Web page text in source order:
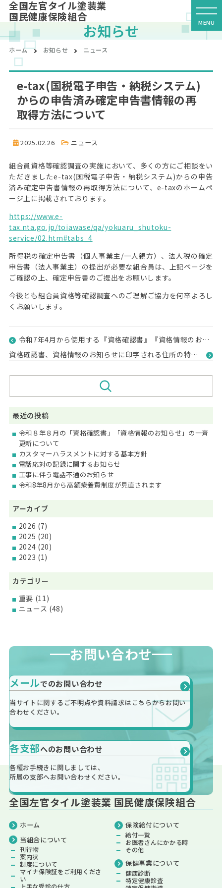
全国左官タイル塗装業
国民健康保険組合
お知らせ
ホーム お知らせ ニュース
e-tax(国税電子申告・納税システム)
からの申告済み確定申告書情報の再
取得方法について
2025.02.26 ニュース
組合員資格等確認調査の実施において、多くの方にご相談をい
ただきましたe-tax(国税電子申告・納税システム)からの申告
済み確定申告書情報の再取得方法について、e-taxのホームペ
ージ上に掲載されております。
https://www.e-
tax.nta.go.jp/toiawase/qa/yokuaru_shutoku-
service/02.htm#tabs_4
所得税の確定申告書（個人事業主/一人親方）、法人税の確定
申告書（法人事業主）の提出が必要な組合員は、上記ページを
ご確認の上、確定申告書のご提出をお願いします。
今後とも組合員資格等確認調査へのご理解ご協力を何卒よろし
くお願いします。
令和7年4月から使用する『資格確認書』『資格情報のお知らせ』の交付について
資格確認書、資格情報のお知らせに印字される住所の特殊文字について
最近の投稿
令和８年８月の「資格確認書」「資格情報のお知らせ」の一斉
更新について
カスタマーハラスメントに対する基本方針
電話応対の記録に関するお知らせ
工事に伴う電話不通のお知らせ
令和8年8月から高額療養費制度が見直されます
アーカイブ
2026 (7)
2025 (20)
2024 (20)
2023 (1)
カテゴリー
重要 (11)
ニュース (48)
お問い合わせ
メールでのお問い合わせ
当サイトに関するご不明点や資料請求は こちらからお問い
合わせください。
各支部へのお問い合わせ
各種お手続きに関しましては、
所属の支部へお問い合わせください。
全国左官タイル塗装業 国民健康保険組合
ホーム
当組合について
刊行物
案内状
制度について
マイナ保険証をご利用くださ
い
保険給付について
給付一覧
お医者さんにかかる時
その他
保健事業について
健康診断
特定健康診査